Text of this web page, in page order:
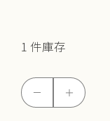
1 件庫存
－
羽
＋